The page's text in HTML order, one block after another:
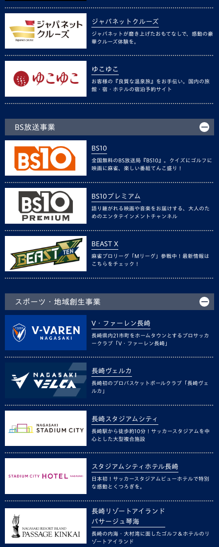
ジャパネットクルーズ
ジャパネットが磨き上げたおもてなしで、感動の豪
華クルーズ体験を。
ゆこゆこ
お客様の『良質な温泉旅』をお手伝い。国内の旅
館・宿・ホテルの宿泊予約サイト
BS放送事業
BS10
全国無料のBS放送局『BS10』。クイズにゴルフに
映画に麻雀、楽しい番組てんこ盛り！
BS10プレミアム
語り継がれる映画や音楽をお届けする、大人のた
めのエンタテインメントチャンネル
BEAST X
麻雀プロリーグ「Mリーグ」参戦中！最新情報は
こちらをチェック！
スポーツ・地域創生事業
V・ファーレン長崎
長崎県内21市町をホームタウンとするプロサッカ
ークラブ「V・ファーレン長崎」
長崎ヴェルカ
長崎初のプロバスケットボールクラブ「長崎ヴェ
ルカ」
長崎スタジアムシティ
長崎駅から徒歩約10分！サッカースタジアムを中
心とした大型複合施設
スタジアムシティホテル長崎
日本初！サッカースタジアムビューホテルで特別
な感動とくつろぎを。
長崎リゾートアイランド
パサージュ琴海
長崎の内海・大村湾に面したゴルフ＆ホテルのリ
ゾートアイランド